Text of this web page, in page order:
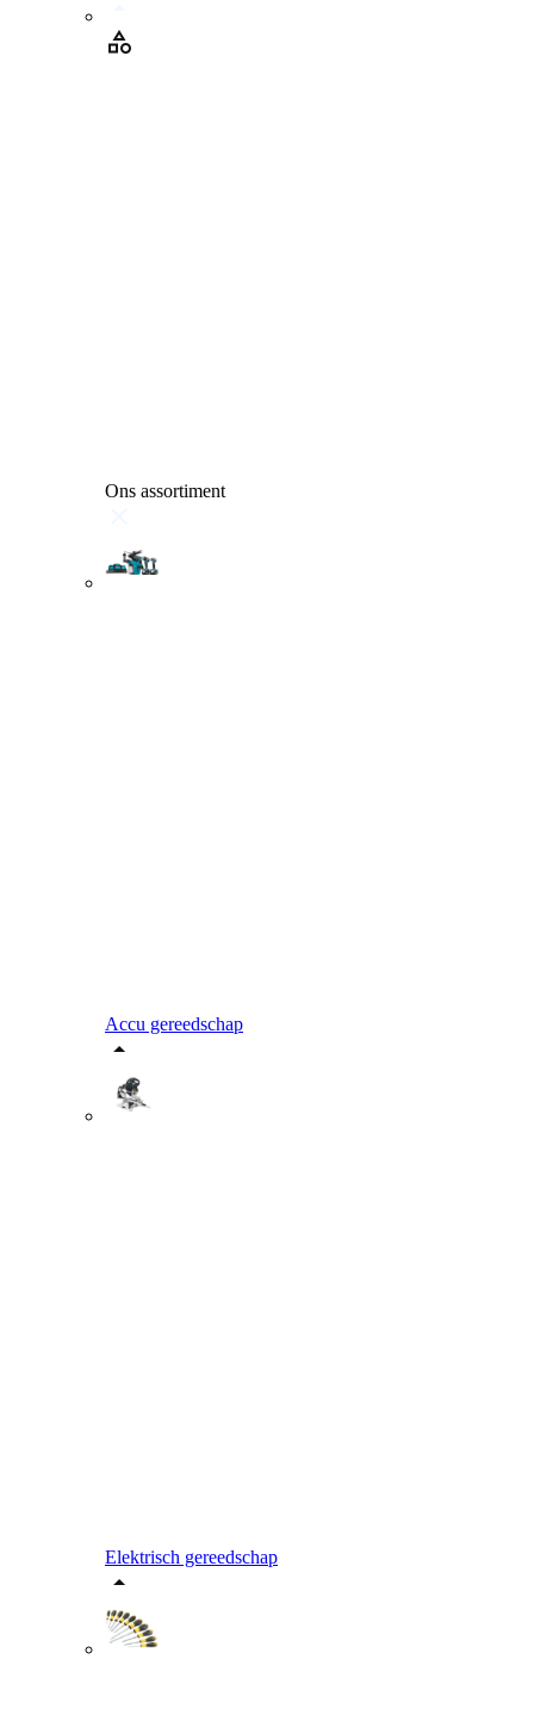
Ons assortiment
Accu gereedschap
Elektrisch gereedschap